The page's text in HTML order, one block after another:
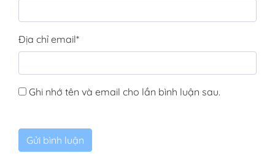
Địa chỉ email*
Ghi nhớ tên và email cho lần bình luận sau.